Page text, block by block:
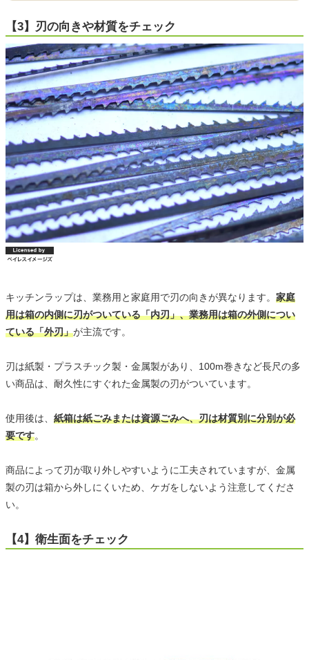
【3】刃の向きや材質をチェック
キッチンラップは、業務用と家庭用で刃の向きが異なります。 家庭
用は箱の内側に刃がついている「内刃」、業務用は箱の外側につい
ている「外刃」が主流です。
刃は紙製・プラスチック製・金属製があり、100m巻きなど長尺の多
い商品は、耐久性にすぐれた金属製の刃がついています。
使用後は、 紙箱は紙ごみまたは資源ごみへ、刃は材質別に分別が必
要です。
商品によって刃が取り外しやすいように工夫されていますが、金属
製の刃は箱から外しにくいため、ケガをしないよう注意してくださ
い。
【4】衛生面をチェック